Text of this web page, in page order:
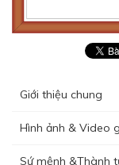
Giới thiệu chung
Hình ảnh & Video
Sứ mệnh &Thành